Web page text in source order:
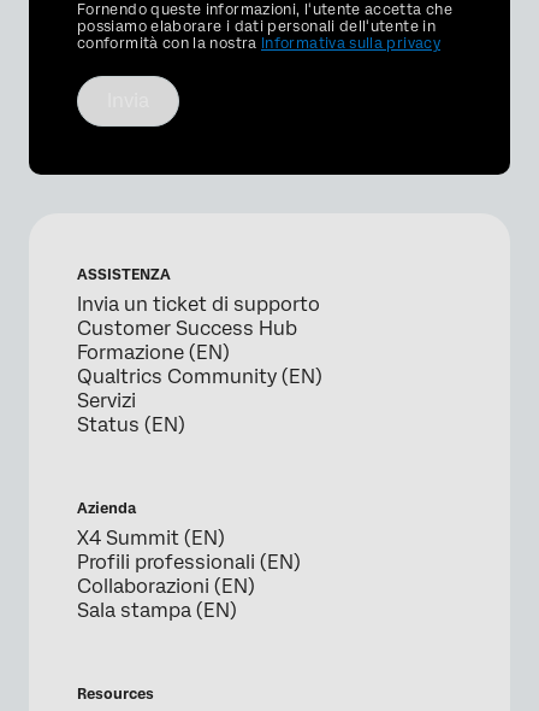
Privacy
Optin
Fornendo queste informazioni, l'utente accetta che
possiamo elaborare i dati personali dell'utente in
conformità con la nostra Informativa sulla privacy
ASSISTENZA
Invia un ticket di supporto
Customer Success Hub
Formazione (EN)
Qualtrics Community (EN)
Servizi
Status (EN)
Azienda
X4 Summit (EN)
Profili professionali (EN)
Collaborazioni (EN)
Sala stampa (EN)
Resources